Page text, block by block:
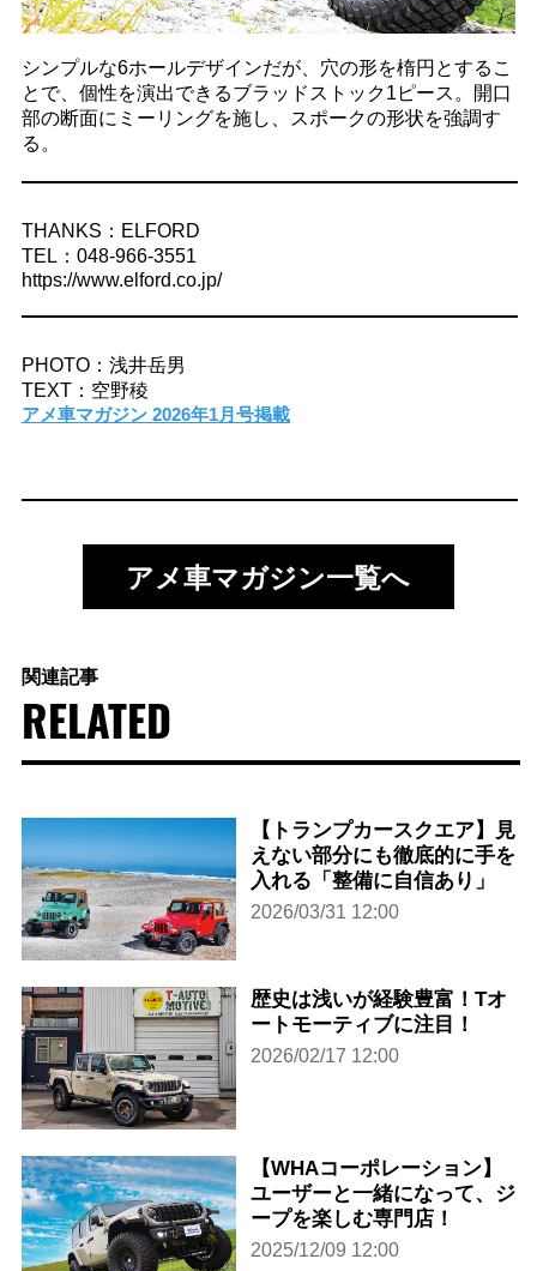
シンプルな6ホールデザインだが、穴の形を楕円とするこ
とで、個性を演出できるブラッドストック1ピース。開口
部の断面にミーリングを施し、スポークの形状を強調す
る。
THANKS：ELFORD
TEL：048-966-3551
https://www.elford.co.jp/
PHOTO：浅井岳男
TEXT：空野稜
アメ車マガジン 2026年1月号掲載
アメ車マガジン一覧へ
関連記事
RELATED
【トランプカースクエア】見
えない部分にも徹底的に手を
入れる「整備に自信あり」
2026/03/31 12:00
歴史は浅いが経験豊富！Tオ
ートモーティブに注目！
2026/02/17 12:00
【WHAコーポレーション】
ユーザーと一緒になって、ジ
ープを楽しむ専門店！
2025/12/09 12:00